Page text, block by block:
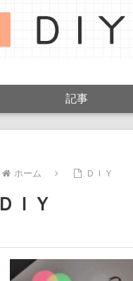
記事
ホーム ＤＩＹ
ＤＩＹ